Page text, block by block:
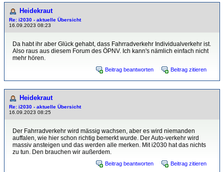
Heidekraut
Re: i2030 - aktuelle Übersicht
16.09.2023 08:23
Da habt ihr aber Glück gehabt, dass Fahrradverkehr Individualverkehr ist.
Also raus aus diesem Forum des ÖPNV. Ich kann's nämlich einfach nicht
mehr hören.
Beitrag beantworten Beitrag zitieren
Heidekraut
Re: i2030 - aktuelle Übersicht
16.09.2023 08:25
Der Fahrradverkehr wird mässig wachsen, aber es wird niemanden
auffalen, wie hier schon richtig bemerkt wurde. Der Auto-verkehr wird
massiv ansteigen und das werden alle merken. Mit i2030 hat das nichts
zu tun. Den brauchen wir außerdem.
Beitrag beantworten Beitrag zitieren